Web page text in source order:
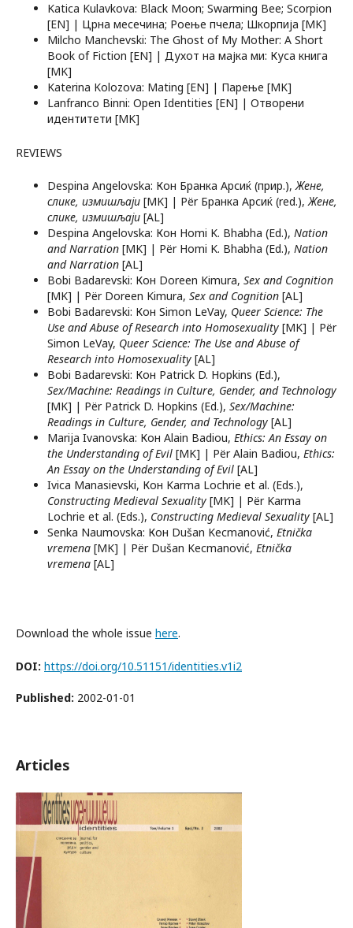
Katica Kulavkova: Black Moon; Swarming Bee; Scorpion
[EN] | Црна месечина; Роење пчела; Шкорпија [MK]
Milcho Manchevski: The Ghost of My Mother: A Short
Book of Fiction [EN] | Духот на мајка ми: Куса книга
[MK]
Katerina Kolozova: Mating [EN] | Парење [MK]
Lanfranco Binni: Open Identities [EN] | Отворени
идентитети [MK]
REVIEWS
Despina Angelovska: Кон Бранка Арсиќ (прир.),Жене,
слике, измишљаји [MK] | Për Бранка Арсиќ (red.),Жене,
слике, измишљаји [AL]
Despina Angelovska: Кон Homi K. Bhabha (Ed.), Nation
and Narration [MK] | Për Homi K. Bhabha (Ed.), Nation
and Narration [AL]
Bobi Badarevski: Кон Doreen Kimura, Sex and Cognition
[MK] | Për Doreen Kimura, Sex and Cognition [AL]
Bobi Badarevski: Кон Simon LeVay, Queer Science: The
Use and Abuse of Research into Homosexuality [MK] | Për
Simon LeVay, Queer Science: The Use and Abuse of
Research into Homosexuality [AL]
Bobi Badarevski: Кон Patrick D. Hopkins (Ed.),
Sex/Machine: Readings in Culture, Gender, and Technology
[MK] | Për Patrick D. Hopkins (Ed.), Sex/Machine:
Readings in Culture, Gender, and Technology [AL]
Marija Ivanovska: Кон Alain Badiou, Ethics: An Essay on
the Understanding of Evil [MK] | Për Alain Badiou, Ethics:
An Essay on the Understanding of Evil [AL]
Ivica Manasievski, Кон Karma Lochrie et al. (Eds.),
Constructing Medieval Sexuality [MK] | Për Karma
Lochrie et al. (Eds.), Constructing Medieval Sexuality [AL]
Senka Naumovska: Кон Dušan Kecmanović, Etnička
vremena [MK] | Për Dušan Kecmanović, Etnička
vremena [AL]
Download the whole issue here.
DOI: https://doi.org/10.51151/identities.v1i2
Published: 2002-01-01
Articles